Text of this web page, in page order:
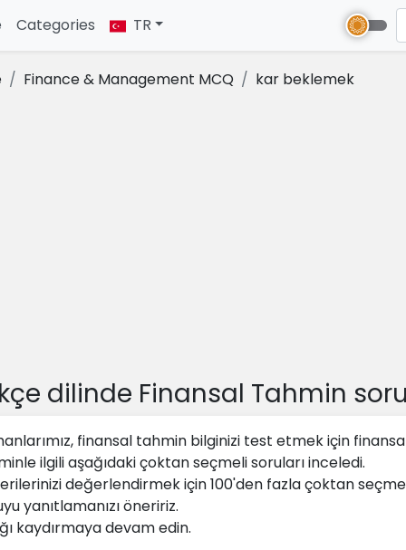
(current)
Categories TR
Finance & Management MCQ kar beklemek
dilinde Finansal Tahmin
finansal tahmin bilginizi test etmek için
ilgili aşağıdaki çoktan seçmeli soruları inceledi.
değerlendirmek için 100'den fazla çoktan
yanıtlamanızı öneririz.
kaydırmaya devam edin.